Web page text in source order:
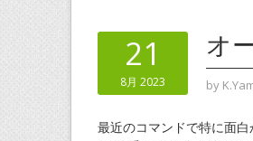
21
8月 2023
オ
by
最近のコマンドで特に面